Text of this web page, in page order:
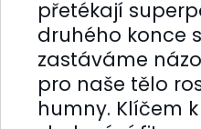
přetékají
druhého konce
zastáváme
pro naše tělo
humny. Klíčem